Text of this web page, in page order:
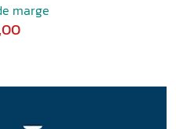
marge